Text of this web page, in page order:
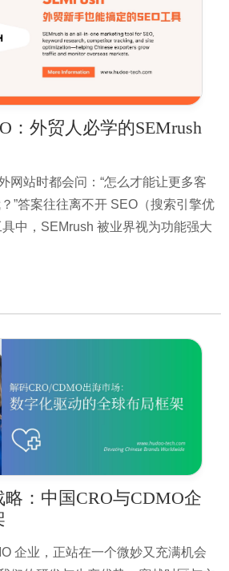
：外贸人必学的SEMrush
网站时都会问：“怎么才能让更多客
”答案往往离不开 SEO（搜索引擎优
中，SEMrush 被业界视为功能强大
：中国CRO与CDMO企
企业，正站在一个微妙又充满机会